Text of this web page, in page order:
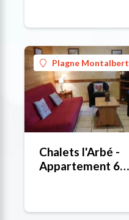
Plagne Montalbert
Chalets l'Arbé -
Appartement 6